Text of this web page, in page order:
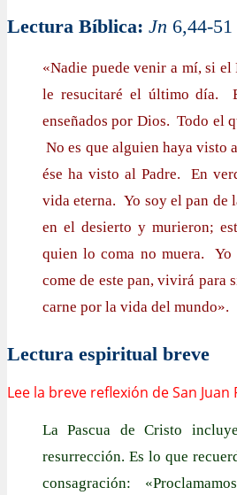
Lectura Bíblica: Jn 6,44-51
«Nadie puede venir a mí, si
le resucitaré el último día.
enseñados por Dios. Todo el
No es que alguien haya visto
ése ha visto al Padre. En
vida eterna. Yo soy el pan de
en el desierto y murieron;
quien lo coma no muera.
come de este pan, vivirá para
carne por la vida del mundo».
Lectura espiritual breve
Lee la breve reflexión de San Juan
La Pascua de Cristo
resurrección. Es lo que
consagración: